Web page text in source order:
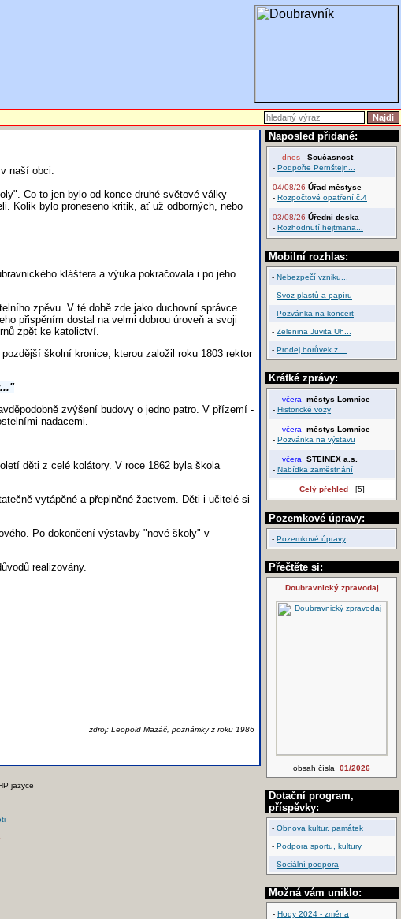
Naposled přidané:
dnes Současnost
- Podpořte Pernštejn...
04/08/26 Úřad městyse
- Rozpočtové opatření č.4
03/08/26 Úřední deska
- Rozhodnutí hejtmana...
Mobilní rozhlas:
- Nebezpečí vzniku...
- Svoz plastů a papíru
- Pozvánka na koncert
- Zelenina Juvita Uh...
- Prodej borůvek z ...
Krátké zprávy:
včera městys Lomnice
- Historické vozy
včera městys Lomnice
- Pozvánka na výstavu
včera STEINEX a.s.
- Nabídka zaměstnání
Celý přehled[5]
Pozemkové úpravy:
- Pozemkové úpravy
Přečtěte si:
Doubravnický zpravodaj
obsah čísla 01/2026
Dotační program,
příspěvky:
- Obnova kultur. památek
- Podpora sportu, kultury
- Sociální podpora
Možná vám uniklo:
- Hody 2024 - změna
naší obci.
Co to jen bylo od konce druhé světové války
Kolik bylo proneseno kritik, ať už odborných, nebo
kláštera a výuka pokračovala i po jeho
zpěvu. V té době zde jako duchovní správce
přispěním dostal na velmi dobrou úroveň a svoji
zpět ke katolictví.
školní kronice, kterou založil roku 1803 rektor
zvýšení budovy o jedno patro. V přízemí -
nadacemi.
děti z celé kolátory. V roce 1862 byla škola
vytápěné a přeplněné žactvem. Děti i učitelé si
Po dokončení výstavby "nové školy" v
realizovány.
zdroj: Leopold Mazáč, poznámky z roku 1986
jazyce